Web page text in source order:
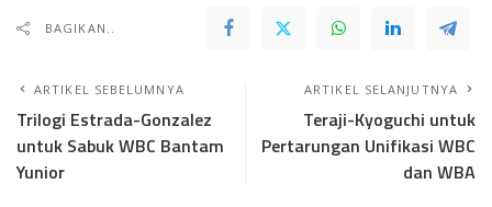
BAGIKAN..
ARTIKEL SEBELUMNYA
Trilogi Estrada-Gonzalez
untuk Sabuk WBC Bantam
Yunior
ARTIKEL SELANJUTNYA
Teraji-Kyoguchi untuk
Pertarungan Unifikasi WBC
dan WBA